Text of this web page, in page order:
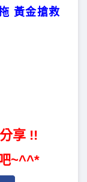
黃金搶救
享 !!
~^^*